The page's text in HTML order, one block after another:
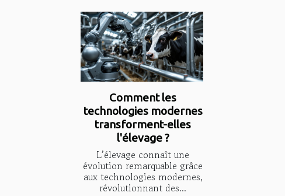
Comment les
technologies modernes
transforment-elles
l'élevage ?
L’élevage connaît une
évolution remarquable grâce
aux technologies modernes,
révolutionnant des...